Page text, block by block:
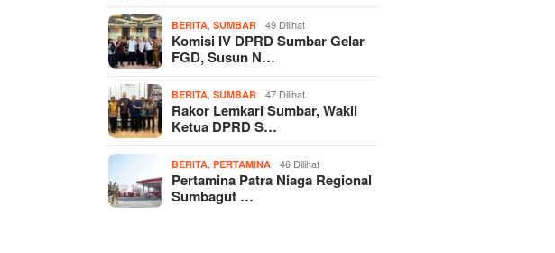
BERITA ,SUMBAR 49 Dilihat
Komisi IV DPRD Sumbar Gelar
FGD, Susun N…
BERITA ,SUMBAR 47 Dilihat
Rakor Lemkari Sumbar, Wakil
Ketua DPRD S…
BERITA ,PERTAMINA 46 Dilihat
Pertamina Patra Niaga Regional
Sumbagut …